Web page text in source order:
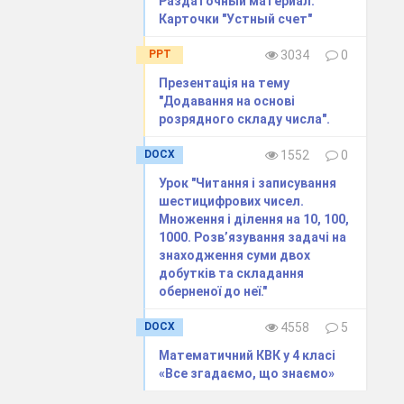
Карточки "Устный счет"
PPT 3034
0
Презентація на тему
"Додавання на основі
розрядного складу числа".
DOCX 1552
0
Урок "Читання і записування
шестицифрових чисел.
Множення і ділення на 10, 100,
1000. Розв’язування задачі на
знаходження суми двох
добутків та складання
оберненої до неї."
DOCX 4558
5
Математичний КВК у 4 класі
«Все згадаємо, що знаємо»